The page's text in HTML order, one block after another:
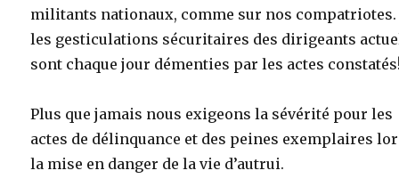
militants nationaux, comme sur nos compatriotes.
les gesticulations sécuritaires des dirigeants
sont chaque jour démenties par les actes
Plus que jamais nous exigeons la sévérité pour les
actes de délinquance et des peines exemplaires
la mise en danger de la vie d’autrui.